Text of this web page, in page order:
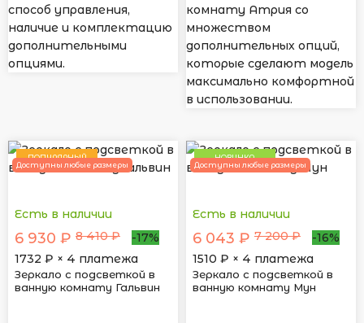
способ управления,
наличие и комплектацию
дополнительными
опциями.
комнату Атрия со
множеством
дополнительных опций,
которые сделают модель
максимально комфортной
в использовании.
ПОПУЛЯРНЫЙ
Доступны любые размеры
Есть в наличии
6 930 ₽ 8 410 ₽
-17%
1732 ₽ × 4 платежа
Зеркало с подсветкой в
ванную комнату Гальвин
НОВИНКА
Доступны любые размеры
Есть в наличии
6 043 ₽ 7 200 ₽
-16%
1510 ₽ × 4 платежа
Зеркало с подсветкой в
ванную комнату Мун